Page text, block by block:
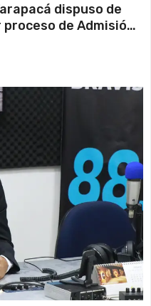
dispuso de
de Admisión